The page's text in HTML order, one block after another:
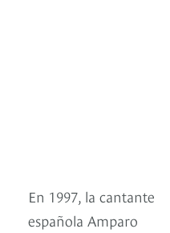
En 1997, la cantante
española Amparo